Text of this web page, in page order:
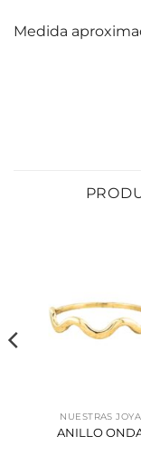
Medida
NUESTRAS
ANILLO